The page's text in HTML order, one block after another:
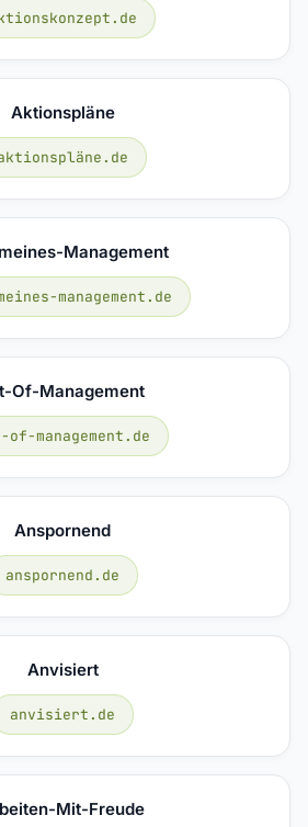
Aktionspläne
Management
management.de
Of-Management
management.de
Anspornend
anspornend.de
Anvisiert
anvisiert.de
Mit-Freude